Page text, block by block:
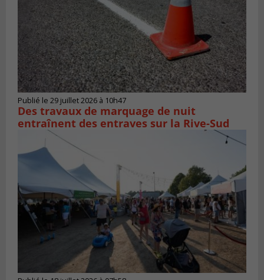
Publié le 29 juillet 2026 à 10h47
Des travaux de marquage de nuit
entraînent des entraves sur la Rive-Sud